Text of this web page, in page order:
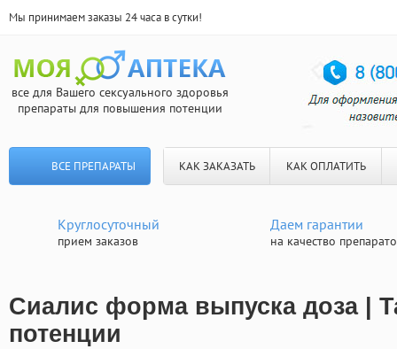
Мы принимаем заказы 24 часа в сутки!
все для Вашего сексуального здоровья
препараты для повышения потенции
ВСЕ ПРЕПАРАТЫ КАК ЗАКАЗАТЬ КАК ОПЛАТИТЬ
Круглосуточный
прием заказов
Даем гарантии
на качество
Сиалис форма выпуска доза |
потенции